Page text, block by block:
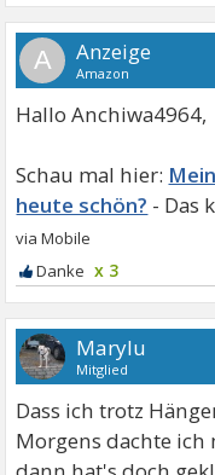
A
Hallo Anchiwa4964,
heute schön?
x 3
Marylu
Mitglied
Dass ich trotz
Morgens dachte ich